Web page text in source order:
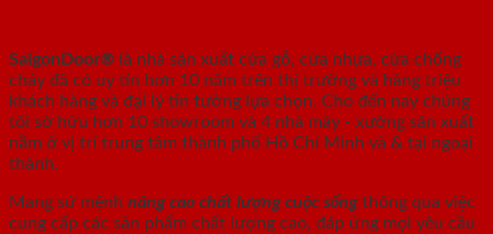
SaigonDoor® là nhà sản xuất cửa gỗ, cửa nhựa, cửa chống
cháy đã có uy tín hơn 10 năm trên thị trường và hàng triệu
khách hàng và đại lý tin tưởng lựa chọn. Cho đến nay chúng
tôi sở hữu hơn 10 showroom và 4 nhà máy - xưởng sản xuất
nằm ở vị trí trung tâm thành phố Hồ Chí Minh và & tại ngoại
thành.
Mang sứ mệnh nâng cao chất lượng cuộc sống thông qua việc
cung cấp các sản phẩm chất lượng cao, đáp ứng mọi yêu cầu